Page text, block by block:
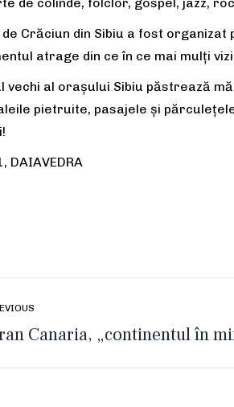
de colinde, folclor, gospel, jazz,
Crăciun din Sibiu a fost
atrage din ce în ce mai mulți
vechi al orașului Sibiu păstrează
pietruite, pasajele și
DAIAVEDRA
Canaria, „continentul în